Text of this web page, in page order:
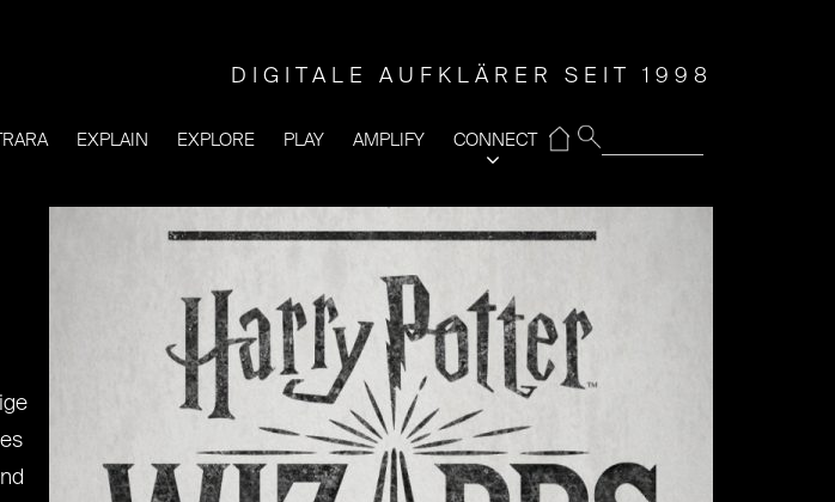
DIGITALE AUFKLÄRER SEIT 1998
TRARA EXPLAIN EXPLORE PLAY AMPLIFY CONNECT
⌂